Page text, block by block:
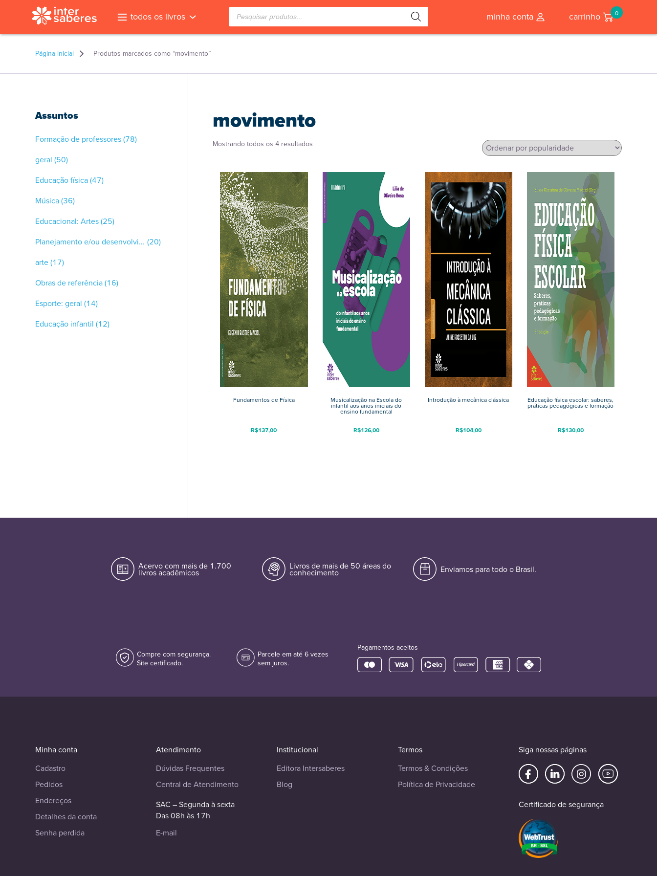
todos os livros Pesquisar
produtos minha conta carrinho 0
Página inicial Produtos marcados como “movimento”
Assuntos
Formação de professores(78)
geral (50)
Educação física(47)
Música(36)
Educacional: Artes(25)
Planejamento e/ou desenvolvimento curricular (20)
arte(17)
Obras de referência(16)
Esporte: geral (14)
Educação infantil (12)
movimento
Mostrando todos os 4 resultados
Fundamentos de Física
R$137,00
Musicalização na Escola do
infantil aos anos iniciais do
ensino fundamental
R$126,00
Introdução à mecânica clássica
R$104,00
Educação física escolar: saberes,
práticas pedagógicas e formação
R$130,00
Acervo com mais de 1.700
livros acadêmicos
Livros de mais de 50 áreas do
conhecimento Enviamos para todo o Brasil.
Compre com segurança.
Site certificado.
Parcele em até 6 vezes
sem juros.
Pagamentos aceitos
Minha conta
Cadastro
Pedidos
Endereços
Detalhes da conta
Senha perdida
Atendimento
Dúvidas Frequentes
Central de Atendimento
SAC – Segunda à sexta
Das 08h às 17h
E-mail
Institucional
Editora Intersaberes
Blog
Termos
Termos & Condições
Política de Privacidade
Siga nossas páginas
Certificado de segurança